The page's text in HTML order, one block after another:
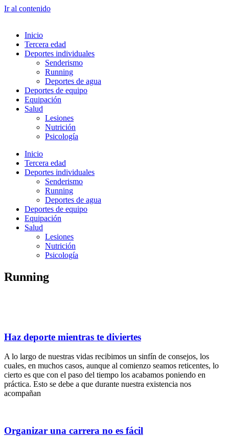
Ir al contenido
Inicio
Tercera edad
Deportes individuales
Senderismo
Running
Deportes de agua
Deportes de equipo
Equipación
Salud
Lesiones
Nutrición
Psicología
Inicio
Tercera edad
Deportes individuales
Senderismo
Running
Deportes de agua
Deportes de equipo
Equipación
Salud
Lesiones
Nutrición
Psicología
Running
Haz deporte mientras te diviertes
A lo largo de nuestras vidas recibimos un sinfín de consejos, los
cuales, en muchos casos, aunque al comienzo seamos reticentes, lo
cierto es que con el paso del tiempo los acabamos poniendo en
práctica. Esto se debe a que durante nuestra existencia nos
acompañan
Organizar una carrera no es fácil